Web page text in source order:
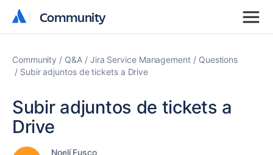
Community
Community
Community Q&A Jira Service Management
Questions
Subir adjuntos de tickets a Drive
Subir adjuntos de tickets a
Drive
Noelí Fusco